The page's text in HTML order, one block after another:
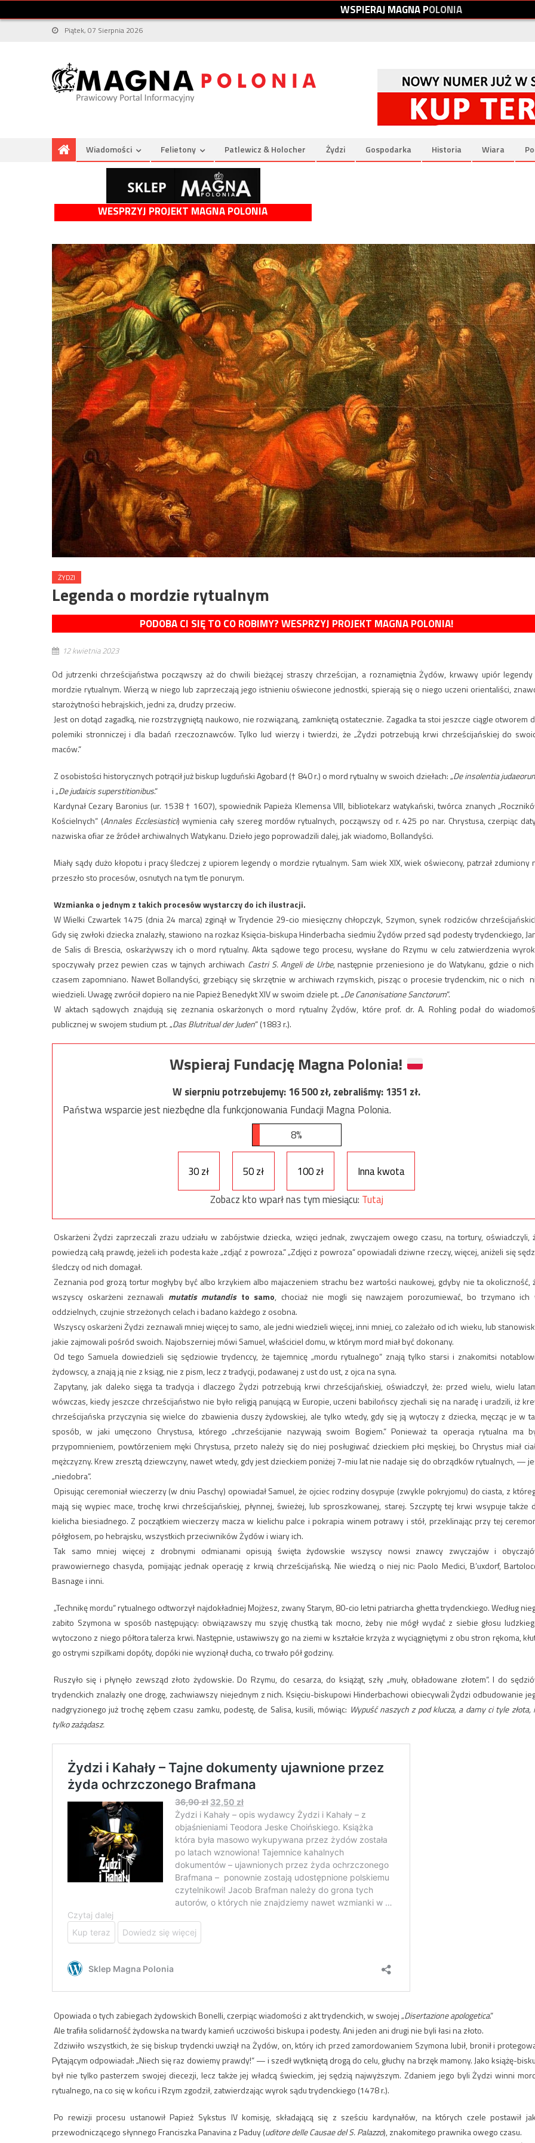
WSPIERAJMAGNAPOLONIA
Piątek, 07 Sierpnia 2026
Wiadomości Felietony Patlewicz & Holocher Żydzi Gospodarka Historia Wiara
WESPRZYJ PROJEKT MAGNA POLONIA
ŻYDZI
Legenda o mordzie rytualnym
PODOBA CI SIĘ TO CO ROBIMY? WESPRZYJ PROJEKT MAGNA POLONIA!
12 kwietnia 2023
Od jutrzenki chrześcijaństwa począwszy aż do chwili bieżącej straszy chrześcijan, a roznamiętnia Żydów, krwawy upiór
mordzie rytualnym. Wierzą w niego lub zaprzeczają jego istnieniu oświecone jednostki, spierają się o niego uczeni orientaliści,
starożytności hebrajskich, jedni za, drudzy przeciw.
Jest on dotąd zagadką, nie rozstrzygniętą naukowo, nie rozwiązaną, zamkniętą ostatecznie. Zagadka ta stoi jeszcze ciągle otworem
polemiki stronniczej i dla badań rzeczoznawców. Tylko lud wierzy i twierdzi, że „Żydzi potrzebują krwi chrześcijańskiej do
maców.“
Z osobistości historycznych potrącił już biskup lugduński Agobard († 840 r.) o mord rytualny w swoich dziełach: „De insolentia
i „De judaicis superstitionibus.“
Kardynał Cezary Baronius (ur. 1538 † 1607), spowiednik Papieża Klemensa VIII, bibliotekarz watykański, twórca znanych
Kościelnych“ (Annales Ecclesiastici) wymienia cały szereg mordów rytualnych, począwszy od r. 425 po nar. Chrystusa, czerpiąc
nazwiska ofiar ze źródeł archiwalnych Watykanu. Dzieło jego poprowadzili dalej, jak wiadomo, Bollandyści.
Miały sądy dużo kłopotu i pracy śledczej z upiorem legendy o mordzie rytualnym. Sam wiek XIX, wiek oświecony, patrzał zdumiony
przeszło sto procesów, osnutych na tym tle ponurym.
Wzmianka o jednym z takich procesów wystarczy do ich ilustracji.
W Wielki Czwartek 1475 (dnia 24 marca) zginął w Trydencie 29-cio miesięczny chłopczyk, Szymon, synek rodziców
Gdy się zwłoki dziecka znalazły, stawiono na rozkaz Księcia-biskupa Hinderbacha siedmiu Żydów przed sąd podesty trydenckiego,
de Salis di Brescia, oskarżywszy ich o mord rytualny. Akta sądowe tego procesu, wysłane do Rzymu w celu zatwierdzenia
spoczywały przez pewien czas w tajnych archiwach Castri S. Angeli de Urbe, następnie przeniesiono je do Watykanu, gdzie o
czasem zapomniano. Nawet Bollandyści, grzebiący się skrzętnie w archiwach rzymskich, pisząc o procesie trydenckim, nic o nich
wiedzieli. Uwagę zwrócił dopiero na nie Papież Benedykt XIV w swoim dziele pt. „De Canonisatione Sanctorum“.
W aktach sądowych znajdują się zeznania oskarżonych o mord rytualny Żydów, które prof. dr. A. Rohling podał do
publicznej w swojem studium pt. „Das Blutritual der Juden“ (1883 r.).
Wspieraj Fundację Magna Polonia!
W sierpniu potrzebujemy:16 500zł, zebraliśmy:1351 zł.
Państwa wsparcie jest niezbędne dla funkcjonowania Fundacji Magna Polonia.
8%
30 zł 50 zł 100 zł
Inna kwota
Zobacz kto wparł nas tym miesiącu: Tutaj
Oskarżeni Żydzi zaprzeczali zrazu udziału w zabójstwie dziecka, wzięci jednak, zwyczajem owego czasu, na tortury, oświadczyli,
powiedzą całą prawdę, jeżeli ich podesta każe „zdjąć z powroza.“ „Zdjęci z powroza“ opowiadali dziwne rzeczy, więcej, aniżeli się
śledczy od nich domagał.
Zeznania pod grozą tortur mogłyby być albo krzykiem albo majaczeniem strachu bez wartości naukowej, gdyby nie ta okoliczność,
wszyscy oskarżeni zeznawali mutatis mutandisto samo, chociaż nie mogli się nawzajem porozumiewać, bo trzymano ich
oddzielnych, czujnie strzeżonych celach i badano każdego z osobna.
Wszyscy oskarżeni Żydzi zeznawali mniej więcej to samo, ale jedni wiedzieli więcej, inni mniej, co zależało od ich wieku, lub
jakie zajmowali pośród swoich. Najobszerniej mówi Samuel, właściciel domu, w którym mord miał być dokonany.
Od tego Samuela dowiedzieli się sędziowie trydenccy, że tajemnicę „mordu rytualnego“ znają tylko starsi i znakomitsi
żydowscy, a znają ją nie z ksiąg, nie z pism, lecz z tradycji, podawanej z ust do ust, z ojca na syna.
Zapytany, jak daleko sięga ta tradycja i dlaczego Żydzi potrzebują krwi chrześcijańskiej, oświadczył, że: przed wielu, wielu
wówczas, kiedy jeszcze chrześcijaństwo nie było religją panującą w Europie, uczeni babilońscy zjechali się na naradę i uradzili, iż
chrześcijańska przyczynia się wielce do zbawienia duszy żydowskiej, ale tylko wtedy, gdy się ją wytoczy z dziecka, męcząc je w
sposób, w jaki umęczono Chrystusa, którego „chrześcijanie nazywają swoim Bogiem.“ Ponieważ ta operacja rytualna ma
przypomnieniem, powtórzeniem męki Chrystusa, przeto należy się do niej posługiwać dzieckiem płci męskiej, bo Chrystus miał
mężczyzny. Krew zresztą dziewczyny, nawet wtedy, gdy jest dzieckiem poniżej 7-miu lat nie nadaje się do obrządków rytualnych, —
„niedobra“.
Opisując ceremoniał wieczerzy (w dniu Paschy) opowiadał Samuel, że ojciec rodziny dosypuje (zwykle pokryjomu) do ciasta, z
mają się wypiec mace, trochę krwi chrześcijańskiej, płynnej, świeżej, lub sproszkowanej, starej. Szczyptę tej krwi wsypuje także
kielicha biesiadnego. Z początkiem wieczerzy macza w kielichu palce i pokrapia winem potrawy i stół, przeklinając przy tej
półgłosem, po hebrajsku, wszystkich przeciwników Żydów i wiary ich.
Tak samo mniej więcej z drobnymi odmianami opisują święta żydowskie wszyscy nowsi znawcy zwyczajów i
prawowiernego chasyda, pomijając jednak operację z krwią chrześcijańską. Nie wiedzą o niej nic: Paolo Medici, B’uxdorf,
Basnage i inni.
„Technikę mordu“ rytualnego odtworzył najdokładniej Mojżesz, zwany Starym, 80-cio letni patriarcha ghetta trydenckiego. Według
zabito Szymona w sposób następujący: obwiązawszy mu szyję chustką tak mocno, żeby nie mógł wydać z siebie głosu
wytoczono z niego półtora talerza krwi. Następnie, ustawiwszy go na ziemi w kształcie krzyża z wyciągniętymi z obu stron rękoma,
go ostrymi szpilkami dopóty, dopóki nie wyzionął ducha, co trwało pół godziny.
Ruszyło się i płynęło zewsząd złoto żydowskie. Do Rzymu, do cesarza, do książąt, szły „muły, obładowane złotem“. I do
trydenckich znalazły one drogę, zachwiawszy niejednym z nich. Księciu-biskupowi Hinderbachowi obiecywali Żydzi odbudowanie
nadgryzionego już trochę zębem czasu zamku, podestę, de Salisa, kusili, mówiąc: Wypuść naszych z pod klucza, a damy ci tyle złota,
tylko zażądasz.
Opowiada o tych zabiegach żydowskich Bonelli, czerpiąc wiadomości z akt trydenckich, w swojej „Disertazione apologetica.“
Ale trafiła solidarność żydowska na twardy kamień uczciwości biskupa i podesty. Ani jeden ani drugi nie byli łasi na złoto.
Zdziwiło wszystkich, że się biskup trydencki uwziął na Żydów, on, który ich przed zamordowaniem Szymona lubił, bronił i
Pytającym odpowiadał: „Niech się raz dowiemy prawdy!“ — i szedł wytkniętą drogą do celu, głuchy na brzęk mamony. Jako książę-
był nie tylko pasterzem swojej diecezji, lecz także jej władcą świeckim, jej sędzią najwyższym. Zdaniem jego byli Żydzi winni
rytualnego, na co się w końcu i Rzym zgodził, zatwierdzając wyrok sądu trydenckiego (1478 r.).
Po rewizji procesu ustanowił Papież Sykstus IV komisję, składającą się z sześciu kardynałów, na których czele postawił
przewodniczącego słynnego Franciszka Panavina z Paduy (uditore delle Causae del S. Palazzo), znakomitego prawnika owego czasu.